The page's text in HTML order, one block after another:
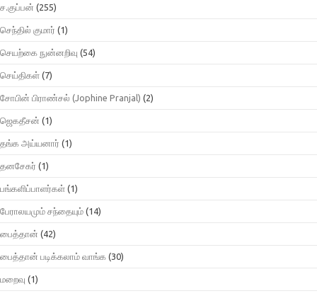
ச.குப்பன் (255)
செந்தில் குமார் (1)
செயற்கை நுன்னறிவு (54)
செய்திகள் (7)
சோபின் பிராண்சல் (Jophine Pranjal) (2)
ஜெகதீசன் (1)
தங்க அய்யனார் (1)
தனசேகர் (1)
பங்களிப்பாளர்கள் (1)
பேராலயமும் சந்தையும் (14)
பைத்தான் (42)
பைத்தான் படிக்கலாம் வாங்க (30)
மறைவு (1)